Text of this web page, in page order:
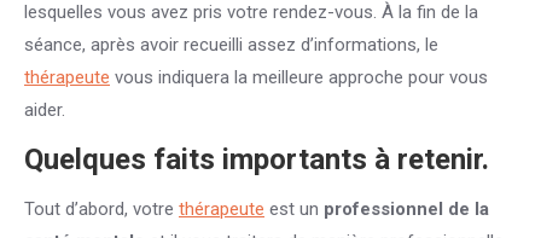
lesquelles vous avez pris votre rendez-vous. À la fin de la
séance, après avoir recueilli assez d’informations, le
thérapeute vous indiquera la meilleure approche pour vous
aider.
Quelques faits importants à retenir.
Tout d’abord, votre thérapeute est un professionnel de la